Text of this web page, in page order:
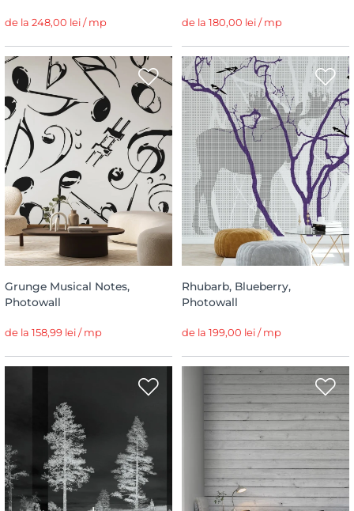
de la 248,00 lei / mp de la 180,00 lei / mp
Grunge Musical Notes,
Photowall
de la 158,99 lei / mp
Rhubarb, Blueberry,
Photowall
de la 199,00 lei / mp